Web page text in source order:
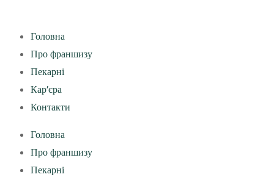
Головна
Про франшизу
Пекарні
Кар’єра
Контакти
Головна
Про франшизу
Пекарні